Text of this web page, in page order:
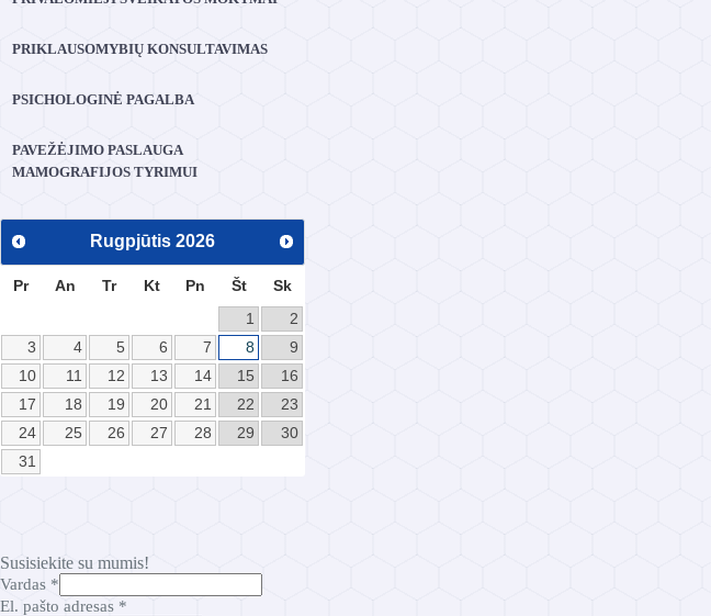
PRIKLAUSOMYBIŲ KONSULTAVIMAS
PSICHOLOGINĖ PAGALBA
PAVEŽĖJIMO PASLAUGA
MAMOGRAFIJOS TYRIMUI
Rugpjūtis 2026
Pr An Tr Kt Pn Št
Sk
1
2
3
4 5 6 7 8
9
10
11 12 13 14 15
16
17
18 19 20 21 22
23
24
25 26 27 28 29
30
31
Susisiekite su mumis!
Vardas *
El. pašto adresas *